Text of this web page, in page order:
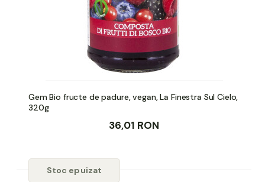
Gem Bio fructe de padure, vegan, La Finestra Sul Cielo,
320g
36,01 RON
Stoc epuizat